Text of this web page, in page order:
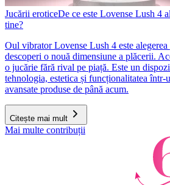
Jucării eroticeDe ce este Lovense Lush 4
tine?
Oul vibrator Lovense Lush 4 este
descoperi o nouă dimensiune a plăcerii.
o jucărie fără rival pe piață. Este un
tehnologia, estetica și funcționalitatea într-
avansate produse de până acum.
Citește mai mult
Mai multe contribuții